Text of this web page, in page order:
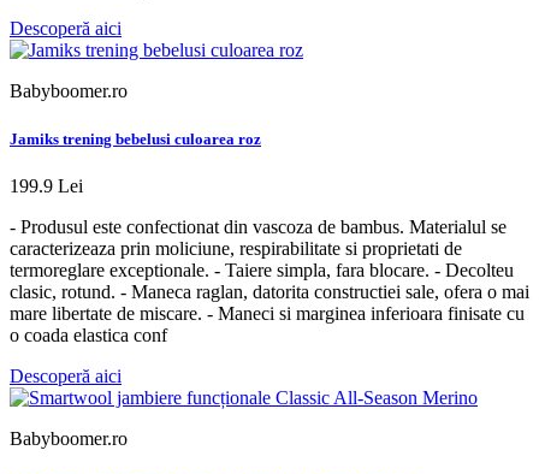
Descoperă aici
Babyboomer.ro
Jamiks trening bebelusi culoarea roz
199.9 Lei
- Produsul este confectionat din vascoza de bambus. Materialul se
caracterizeaza prin moliciune, respirabilitate si proprietati de
termoreglare exceptionale. - Taiere simpla, fara blocare. - Decolteu
clasic, rotund. - Maneca raglan, datorita constructiei sale, ofera o mai
mare libertate de miscare. - Maneci si marginea inferioara finisate cu
o coada elastica conf
Descoperă aici
Babyboomer.ro